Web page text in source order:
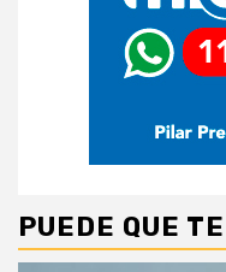
PUEDE QUE